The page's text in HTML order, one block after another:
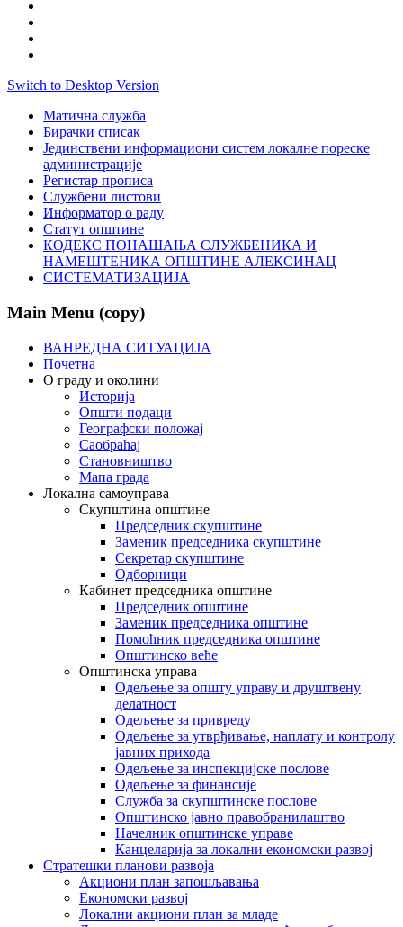
Switch to Desktop Version
Матична служба
Бирачки списак
Јединствени информациони систем локалне пореске
администрације
Регистар прописа
Службени листови
Информатор о раду
Статут општине
КОДЕКС ПОНАШАЊА СЛУЖБЕНИКА И
НАМЕШТЕНИКА ОПШТИНЕ АЛЕКСИНАЦ
СИСТЕМАТИЗАЦИЈА
Main Menu (copy)
ВАНРЕДНА СИТУАЦИЈА
Почетна
О граду и околини
Историја
Општи подаци
Географски положај
Саобраћај
Становништво
Мапа града
Локална самоуправа
Скупштина општине
Председник скупштине
Заменик председника скупштине
Секретар скупштине
Одборници
Кабинет председника општине
Председник општине
Заменик председника општине
Помоћник председника општине
Општинско веће
Општинска управа
Одељење за општу управу и друштвену
делатност
Одељење за привреду
Одељење за утврђивање, наплату и контролу
јавних прихода
Одељење за инспекцијске послове
Одељење за финансије
Служба за скупштинске послове
Општинско јавно правобранилаштво
Начелник општинске управе
Канцеларија за локални економски развој
Стратешки планови развоја
Акциони план запошљавања
Економски развој
Локални акциони план за младе